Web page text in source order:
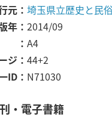
元
埼玉県立歴史と民
年
2014/09
A4
ジ
44+2
ID
N71030
・電子書籍